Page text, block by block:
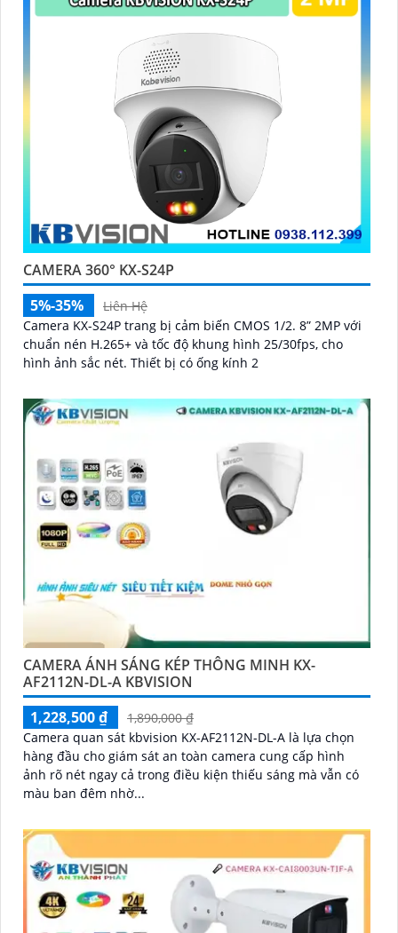
ninh cần thiết!"
Hy vọng những câu giới thiệu trên sẽ giúp bạn thành
công trong việc tiếp cận khách hàng và tăng cơ hội
bán hàng của bạn. Nếu có bất kỳ yêu cầu hay câu hỏi
nào khác, bạn có thể chia sẻ để tôi hỗ trợ bạn tốt hơn!
CAMERA 360° KX-S24P
5%-35%
Liên Hệ
Camera KX-S24P trang bị cảm biến CMOS 1/2. 8” 2MP với
chuẩn nén H.265+ và tốc độ khung hình 25/30fps, cho
hình ảnh sắc nét. Thiết bị có ống kính 2
CAMERA ÁNH SÁNG KÉP THÔNG MINH KX-
AF2112N-DL-A KBVISION
1,228,500 ₫
1,890,000 ₫
Camera quan sát kbvision KX-AF2112N-DL-A là lựa chọn
hàng đầu cho giám sát an toàn camera cung cấp hình
ảnh rõ nét ngay cả trong điều kiện thiếu sáng mà vẫn có
màu ban đêm nhờ...